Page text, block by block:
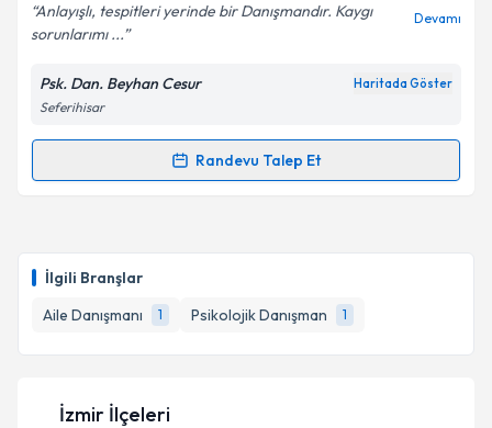
İlgili Branşlar
Aile Danışmanı
1 Psikolojik Danışman 1
Anlayışlı, tespitleri yerinde bir Danışmandır. Kaygı
sorunlarımı ...
Devamı
Psk. Dan. Beyhan Cesur Haritada Göster
Seferihisar
Randevu Talep Et
Randevu Takvimi Talebi
takvim hazırlandığında e-posta ile bilgilendireceğiz.
E-posta Adresiniz
İzmir İlçeleri